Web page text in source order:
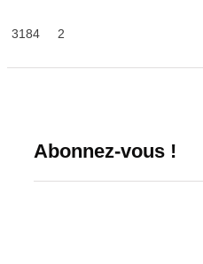
3184 2
Abonnez-vous !